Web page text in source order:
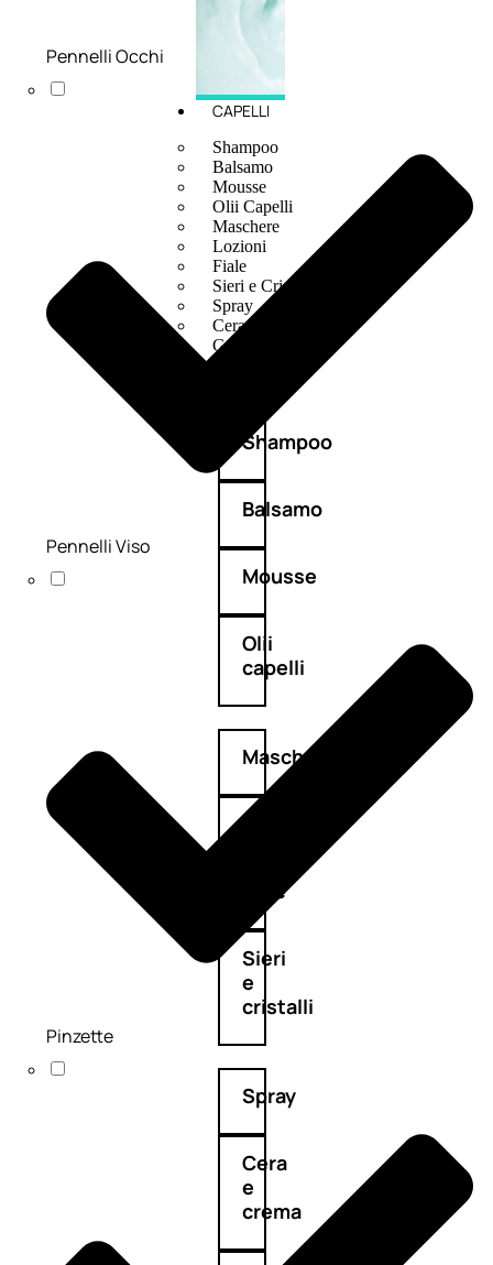
CAPELLI
Shampoo
Balsamo
Mousse
Olii Capelli
Maschere
Lozioni
Fiale
Sieri e Cristalli
Spray
Cera e Crema
Gel Capelli
Shampoo
Balsamo
Mousse
Olii
capelli
Maschere
Lozioni
Fiale
Sieri
e
cristalli
Spray
Cera
e
crema
Pennelli Occhi
Pennelli Viso
Pinzette